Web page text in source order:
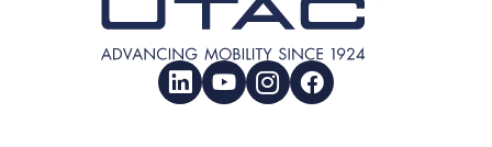
LinkedInYouTubeInstagramFacebook